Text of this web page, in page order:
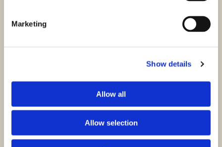
Marketing
Show details
Allow all
Allow selection